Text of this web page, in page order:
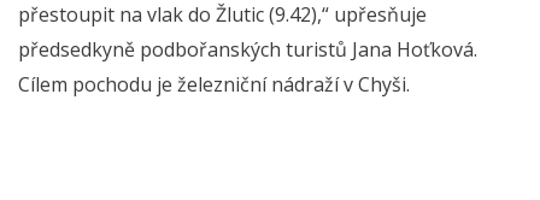
přestoupit na vlak do Žlutic (9.42),“ upřesňuje
předsedkyně podbořanských turistů Jana Hoťková.
Cílem pochodu je železniční nádraží v Chyši.